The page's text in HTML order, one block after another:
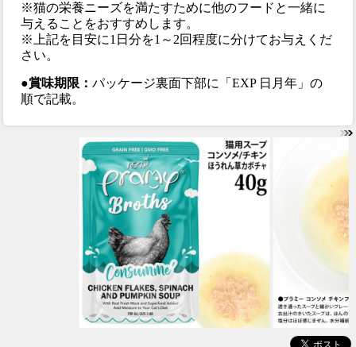
※猫の栄養ニーズを満たすために他のフードと一緒に
与えることをおすすめします。
※上記を目安に1日分を1～2回程度に分けてお与えくだ
さい。
●賞味期限：パッケージ裏面下部に「EXP 日月年」の
順で記載。